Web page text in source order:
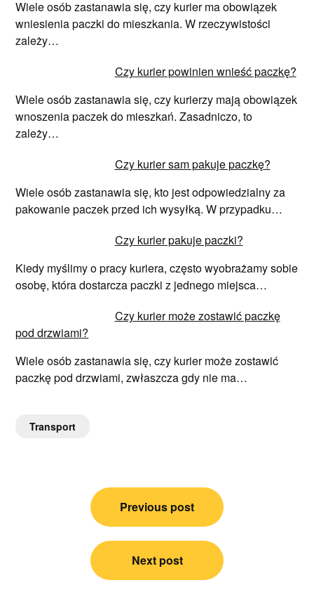
Wiele osób zastanawia się, czy kurier ma obowiązek
wniesienia paczki do mieszkania. W rzeczywistości
zależy…
Czy kurier powinien wnieść paczkę?
Wiele osób zastanawia się, czy kurierzy mają obowiązek
wnoszenia paczek do mieszkań. Zasadniczo, to
zależy…
Czy kurier sam pakuje paczkę?
Wiele osób zastanawia się, kto jest odpowiedzialny za
pakowanie paczek przed ich wysyłką. W przypadku…
Czy kurier pakuje paczki?
Kiedy myślimy o pracy kuriera, często wyobrażamy sobie
osobę, która dostarcza paczki z jednego miejsca…
Czy kurier może zostawić paczkę
pod drzwiami?
Wiele osób zastanawia się, czy kurier może zostawić
paczkę pod drzwiami, zwłaszcza gdy nie ma…
Transport
Nawigacja
Previous post
Next post